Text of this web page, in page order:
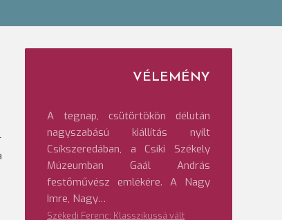
VÉLEMÉNY
A tegnap, csütörtökön délután
nagyszabású kiállítás nyílt
Csíkszeredában, a Csíki Székely
Múzeumban Gaál András
festőművész emlékére. A Nagy
Imre, Nagy…
Székedi Ferenc: Klasszikussá vált